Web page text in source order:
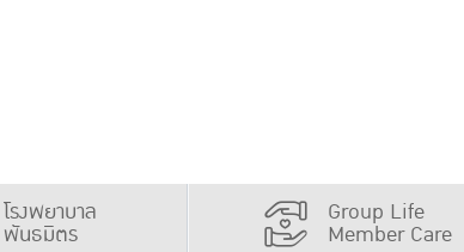
โรงพยาบาล
พันธมิตร
Group Life
Member Care